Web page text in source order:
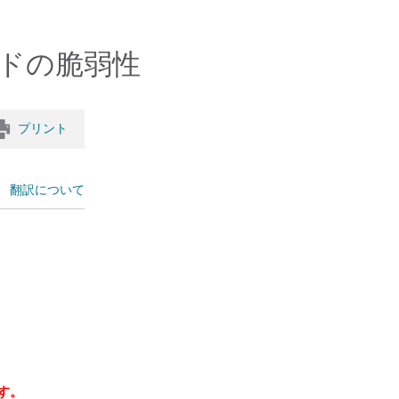
の脆弱性
プリント
翻訳について